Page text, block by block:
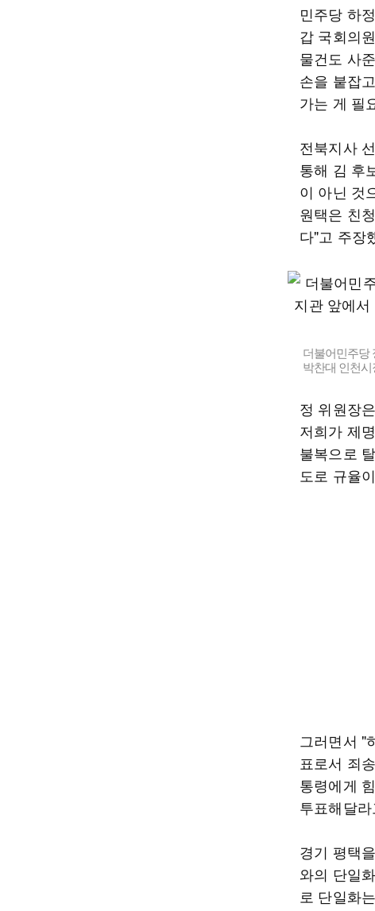
민주당 하
갑 국회의
물건도 사
손을 붙잡
가는 게 필
전북지사
통해 김 후
이 아닌 것
원택은 친
다"고 주장
더불어민주당
박찬대 인천
정 위원장
저희가 제
불복으로
도로 규율
그러면서 "
표로서 죄
통령에게
투표해달
경기 평택
와의 단일
로 단일화